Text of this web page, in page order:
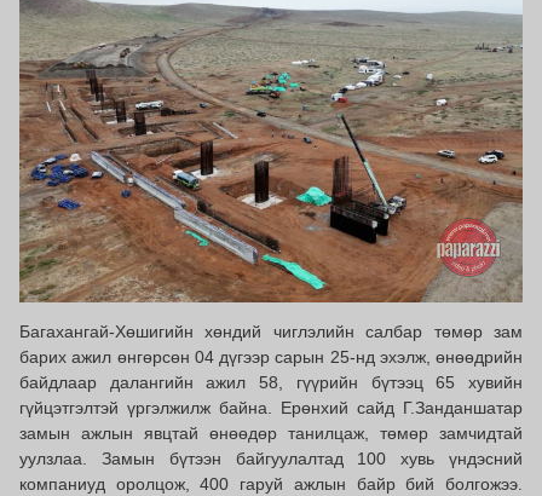
Багахангай-Хөшигийн хөндий чиглэлийн салбар төмөр зам
барих ажил өнгөрсөн 04 дүгээр сарын 25-нд эхэлж, өнөөдрийн
байдлаар далангийн ажил 58, гүүрийн бүтээц 65 хувийн
гүйцэтгэлтэй үргэлжилж байна. Ерөнхий сайд Г.Занданшатар
замын ажлын явцтай өнөөдөр танилцаж, төмөр замчидтай
уулзлаа. Замын бүтээн байгуулалтад 100 хувь үндэсний
компаниуд оролцож, 400 гаруй ажлын байр бий болгожээ.